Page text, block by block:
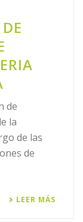
de
la
de las
de
LEER MÁS